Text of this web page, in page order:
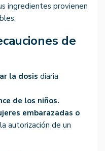
ingredientes provienen
de
la dosis diaria
de los niños.
embarazadas o
autorización de un